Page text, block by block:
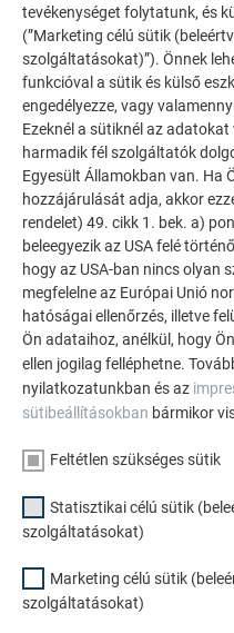
Minden szerkezeti
áthidaló, ablaktok, attika
szabványaiban és a
útmutatójában.
VISSZA
PREFA CSALÁDI VÁLLALKOZÁS
Fenntarthatóság
Sajtó
Tanúsítványok
Állásajánlatok
Megfelelés
tevékenységet folytatunk, és
(”Marketing célú sütik
szolgáltatásokat)”). Önnek
funkcióval a sütik és külső
engedélyezze, vagy
Ezeknél a sütiknél az
harmadik fél szolgáltatók
Egyesült Államokban van. Ha
hozzájárulását adja, akkor
rendelet) 49. cikk 1. bek. a)
beleegyezik az USA felé
hogy az USA-ban nincs olyan
megfelelne az Európai Unió
hatóságai ellenőrzés, illetve
Ön adataihoz, anélkül, hogy
ellen jogilag felléphetne.
nyilatkozatunkban és az
sütibeállításokban bármikor
Feltétlen szükséges sütik
Statisztikai célú sütik
szolgáltatásokat)
Marketing célú sütik
szolgáltatásokat)